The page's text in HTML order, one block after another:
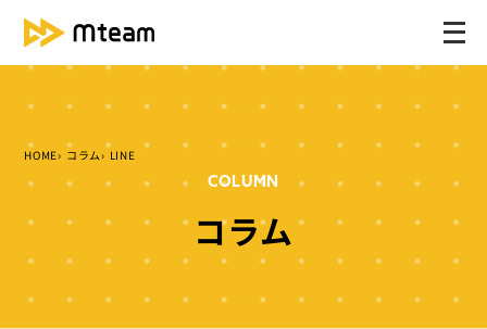
メ
HOME コラム LINE
COLUMN
コラム